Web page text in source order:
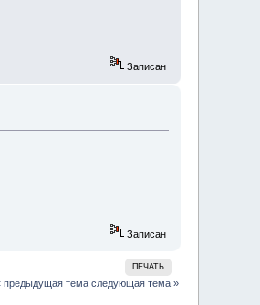
Записан
Записан
ПЕЧАТЬ
предыдущая тема следующая тема »